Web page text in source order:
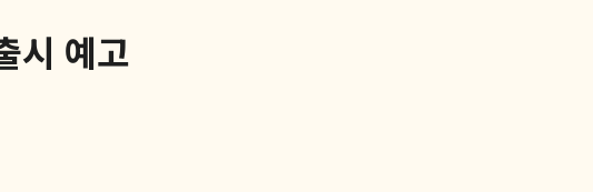
시 예고